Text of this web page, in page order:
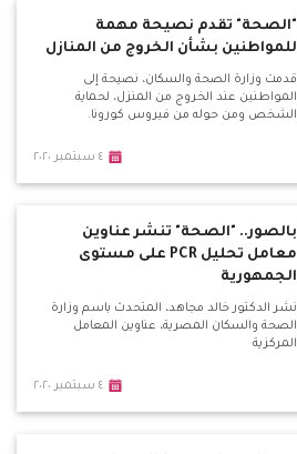
"الصحة" تقدم نصيحة مهمة
للمواطنين بشأن الخروج من المنازل
قدمت وزارة الصحة والسكان، نصيحة إلى
المواطنين عند الخروج من المنزل، لحماية
الشخص ومن حوله من فيروس كورونا.
٤ سبتمبر ٢٠٢٠
بالصور.. "الصحة" تنشر عناوين
معامل تحليل PCR على مستوى
الجمهورية
نشر الدكتور خالد مجاهد، المتحدث باسم وزارة
الصحة والسكان المصرية، عناوين المعامل
المركزية
٤ سبتمبر ٢٠٢٠